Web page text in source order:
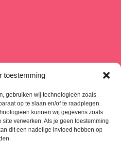
toestemming
gebruiken wij technologieën zoals
op te slaan en/of te raadplegen.
kunnen wij gegevens zoals
verwerken. Als je geen toestemming
dit een nadelige invloed hebben op